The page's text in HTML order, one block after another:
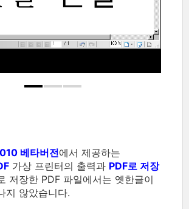
베타버전에서 제공하는
가상 프린터의 출력과 PDF로 저장
저장한 PDF 파일에서는 옛한글이
지 않았습니다.